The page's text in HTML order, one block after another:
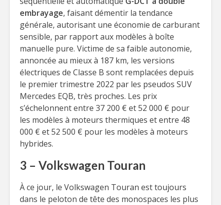
embrayage, faisant démentir la tendance
générale, autorisant une économie de carburant
sensible, par rapport aux modèles à boîte
manuelle pure. Victime de sa faible autonomie,
annoncée au mieux à 187 km, les versions
électriques de Classe B sont remplacées depuis
le premier trimestre 2022 par les pseudos SUV
Mercedes EQB, très proches. Les prix
s’échelonnent entre 37 200 € et 52 000 € pour
les modèles à moteurs thermiques et entre 48
000 € et 52 500 € pour les modèles à moteurs
hybrides.
3 – Volkswagen Touran
À ce jour, le Volkswagen Touran est toujours
dans le peloton de tête des monospaces les plus